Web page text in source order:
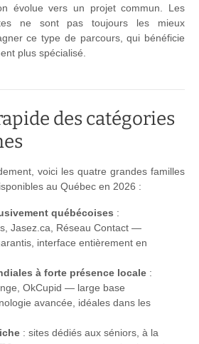
évolue vers un projet commun. Les
ne sont pas toujours les mieux
ce type de parcours, qui bénéficie
plus spécialisé.
des catégories
voici les quatre grandes familles
au Québec en 2026 :
québécoises :
Jasez.ca, Réseau Contact —
interface entièrement en
à forte présence locale :
OkCupid — large base
avancée, idéales dans les
: sites dédiés aux séniors, à la